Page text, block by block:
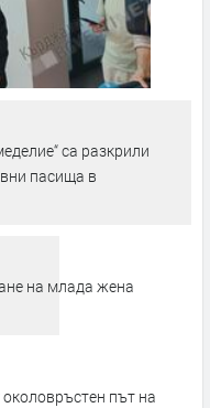
са разкрили
пасища в
на млада жена
път на